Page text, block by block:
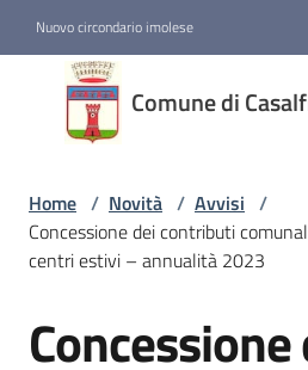
Nuovo circondario imolese
Comune di
Comune di
Casalfiumanese
Amministrazione
Home / Novità / Avvisi /
Concessione dei contributi
centri estivi – annualità 2023
Salta al contenuto
Concessione